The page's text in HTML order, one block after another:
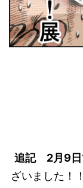
追記 2月9日
ざいました！